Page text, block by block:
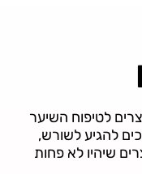
לטיפוח השיער
להגיע לשורש,
שיהיו לא פחות